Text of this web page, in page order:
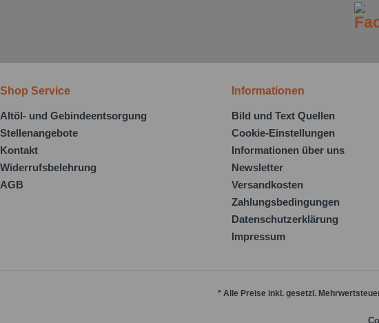
Shop Service
Altöl- und Gebindeentsorgung
Stellenangebote
Kontakt
Widerrufsbelehrung
AGB
Informationen
Bild und Text Quellen
Cookie-Einstellungen
Informationen über uns
Newsletter
Versandkosten
Zahlungsbedingungen
Datenschutzerklärung
Impressum
* Alle Preise inkl. gesetzl.